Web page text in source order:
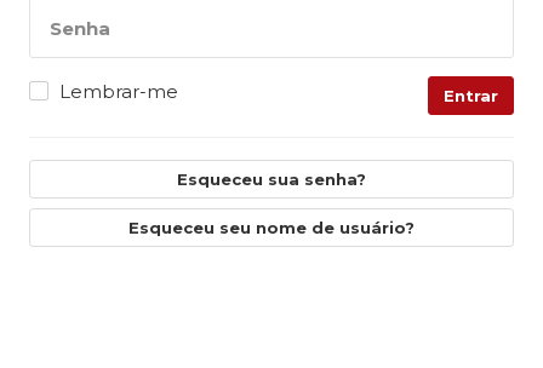
Senha
Lembrar-me Entrar
Esqueceu sua senha?
Esqueceu seu nome de usuário?